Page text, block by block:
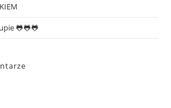
🐸🐸🐸